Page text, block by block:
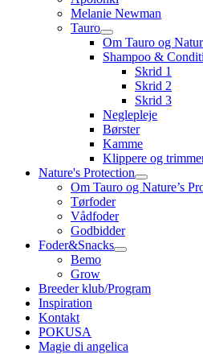
Melanie Newman
Tauro
Om Tauro og
Shampoo &
Skrid 1
Skrid 2
Skrid 3
Neglepleje
Børster
Kamme
Klippere og
Nature's Protection
Om Tauro og Nature’s
Tørfoder
Vådfoder
Godbidder
Foder&Snacks
Bemo
Grow
Breeder klub/Program
Inspiration
Kontakt
POKUSA
Magie di angelica